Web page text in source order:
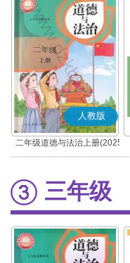
人教版
二年级道德与法治上册(2025
秋版)(部编版)
三年级